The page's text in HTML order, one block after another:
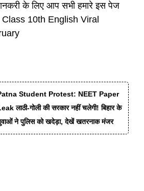
के लिए आप सभी हमारे इस पेज
10th English Viral
Student Protest: NEET Paper
लाठी-गोली की सरकार नहीं चलेगी! बिहार के
ने पुलिस को खदेड़ा, देखें खतरनाक मंजर